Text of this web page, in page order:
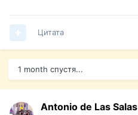
Цитата
1 month спустя...
Antonio de Las Salas